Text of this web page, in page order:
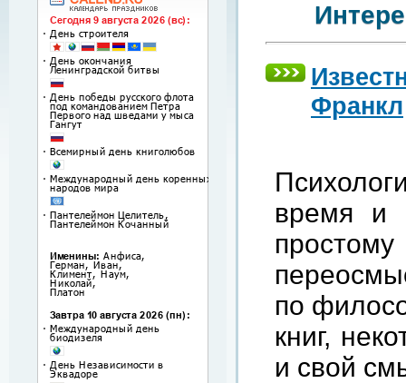
Франкл
время и
по
книг,
и свой